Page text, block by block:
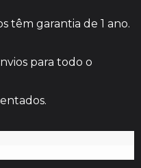
têm garantia de 1 ano.
para todo o